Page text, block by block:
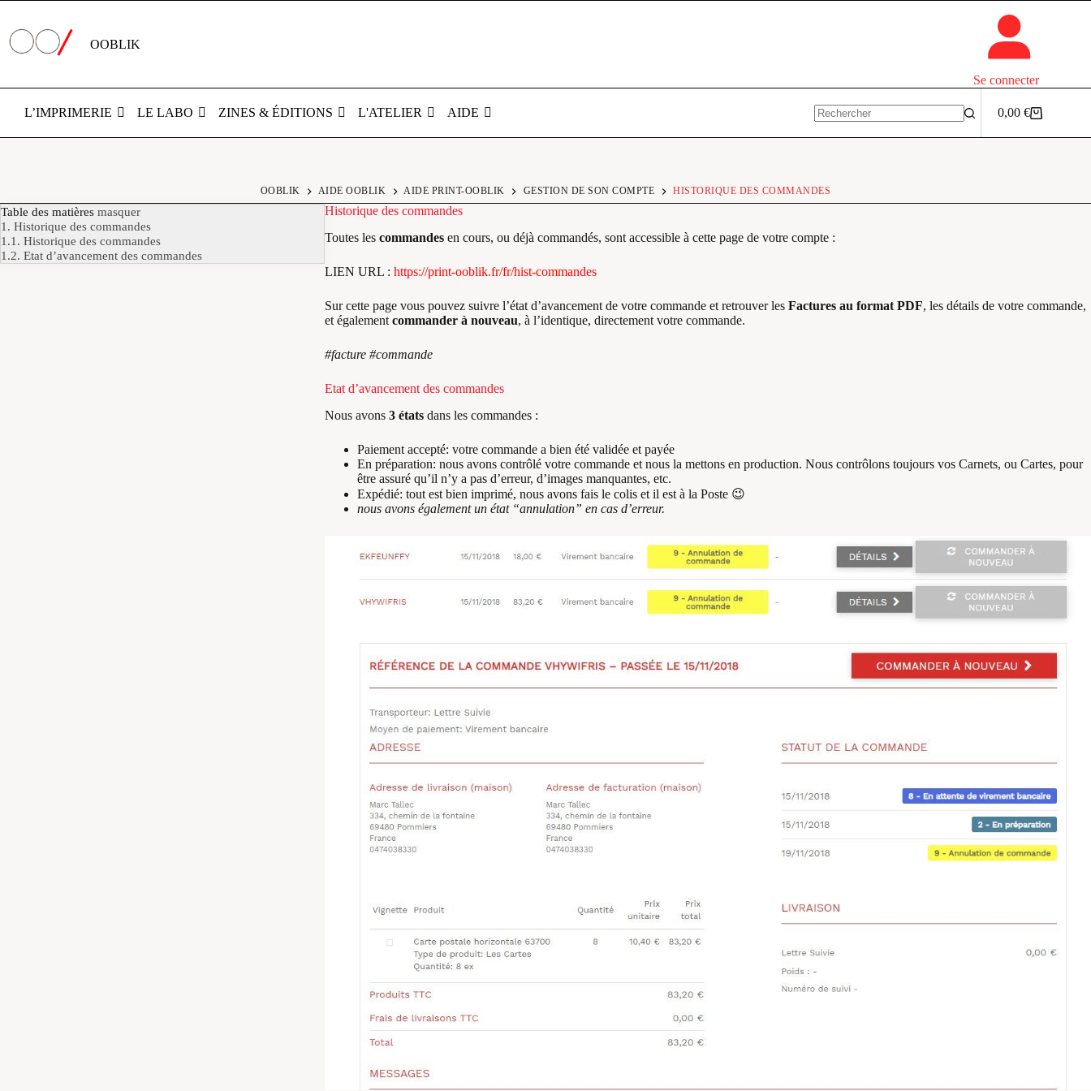
contenu
OOBLIK
Se connecter
L’IMPRIMERIE LE LABO ZINES & ÉDITIONS L'ATELIER
AIDE
résultat
Panier
0,00 €
commandes
OOBLIK AIDE OOBLIK AIDE PRINT-OOBLIK GESTION DE SON COMPTE HISTORIQUE DES COMMANDES
Table des matières masquer
1. Historique des commandes
1.1. Historique des commandes
1.2. Etat d’avancement des commandes
Historique des commandes
Toutes les commandes en cours, ou déjà commandés, sont accessible à cette page de votre compte :
LIEN URL : https://print-ooblik.fr/fr/hist-commandes
Sur cette page vous pouvez suivre l’état d’avancement de votre commande et retrouver les Factures au format PDF, les détails de votre commande,
et également commander à nouveau, à l’identique, directement votre commande.
#facture #commande
Etat d’avancement des commandes
Nous avons 3 états dans les commandes :
Paiement accepté: votre commande a bien été validée et payée
En préparation: nous avons contrôlé votre commande et nous la mettons en production. Nous contrôlons toujours vos Carnets, ou Cartes, pour
être assuré qu’il n’y a pas d’erreur, d’images manquantes, etc.
Expédié: tout est bien imprimé, nous avons fais le colis et il est à la Poste 😉
nous avons également un état “annulation” en cas d’erreur.